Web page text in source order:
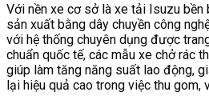
Với nền xe cơ sở là xe tải Isuzu
sản xuất bằng dây chuyền công
với hệ thống chuyên dụng được
chuẩn quốc tế, các mẫu xe chở rác
giúp làm tăng năng suất lao động,
lại hiệu quả cao trong việc thu gom,